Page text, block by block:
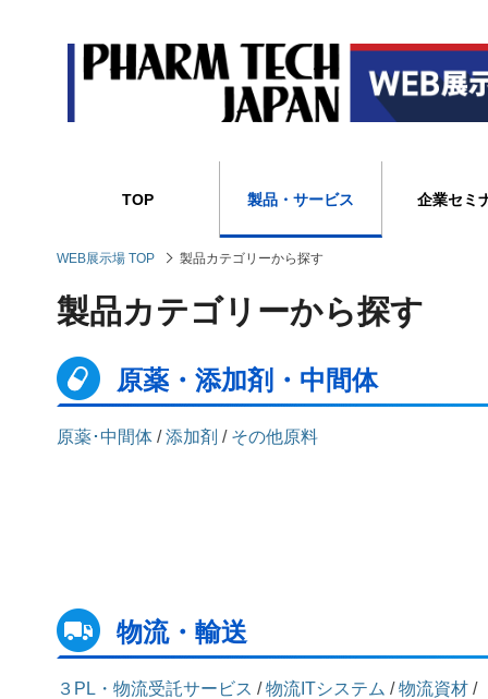
TOP 製品・サービス 企業セミ
WEB展示場 TOP 製品カテゴリーから探す
製品カテゴリーから探す
原薬・添加剤・中間体
原薬･中間体 /添加剤 / その他原料
物流・輸送
３PL・物流受託サービス /物流ITシステム /物流資材 /